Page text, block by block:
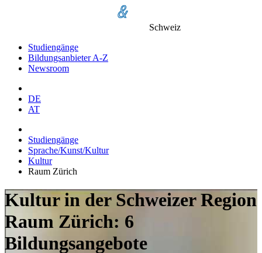
Schweiz
Studiengänge
Bildungsanbieter A-Z
Newsroom
DE
AT
Studiengänge
Sprache/Kunst/Kultur
Kultur
Raum Zürich
Kultur in der Schweizer Region
Raum Zürich: 6
Bildungsangebote